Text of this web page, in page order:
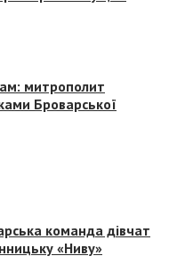
митрополит
Броварської
команда дівчат
«Ниву»